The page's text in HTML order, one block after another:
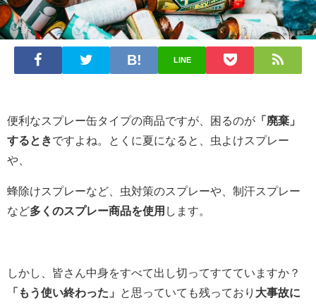
LINE
便利なスプレー缶タイプの商品ですが、困るのが 「廃棄」
するときですよね。とくに夏になると、虫よけスプレー
や、
蜂除けスプレーなど、虫対策のスプレーや、制汗スプレー
など多くのスプレー商品を使用 します。
しかし、皆さん中身をすべて出し切ってすてていますか？
「もう使い終わった」
と思っていても残っており 大事故に